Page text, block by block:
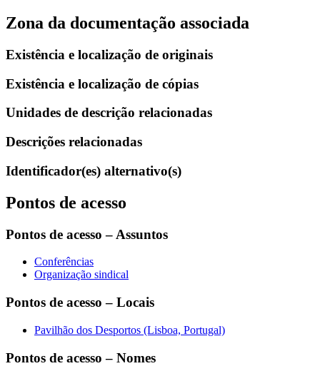
Zona da documentação associada
Existência e localização de originais
Existência e localização de cópias
Unidades de descrição relacionadas
Descrições relacionadas
Identificador(es) alternativo(s)
Pontos de acesso
Pontos de acesso – Assuntos
Conferências
Organização sindical
Pontos de acesso – Locais
Pavilhão dos Desportos (Lisboa, Portugal)
Pontos de acesso – Nomes